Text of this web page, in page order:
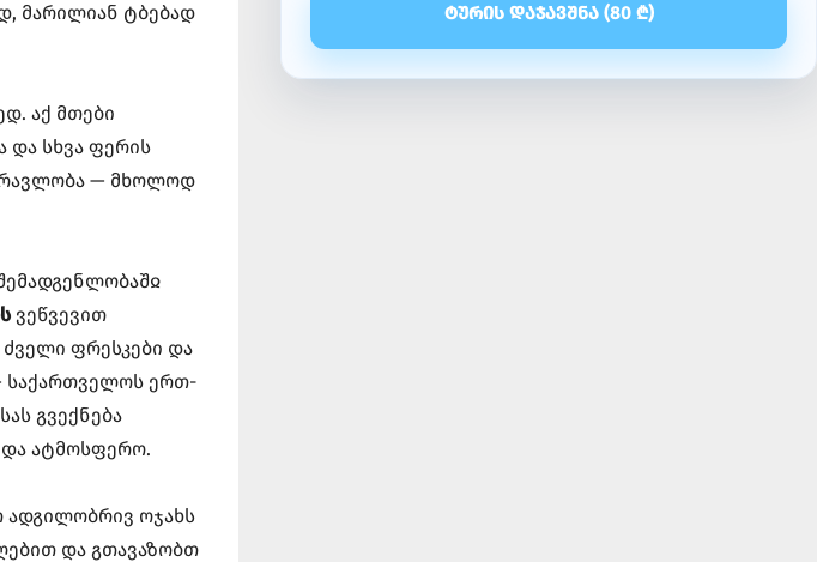
მარილიან ტბებად
აქ მთები
და სხვა ფერის
— მხოლოდ
ვეწვევით
ფრესკები და
საქართველოს ერთ-
გვექნება
ატმოსფერო.
ადგილობრივ ოჯახს
და გთავაზობთ
ᲢᲣᲠᲘᲡ ᲓᲐᲯᲐᲕᲨᲜᲐ (80₾)